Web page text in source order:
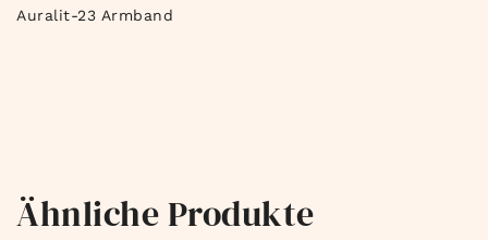
Auralit-23 Armband
Ähnliche Produkte